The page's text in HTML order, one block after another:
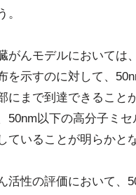
。
がんモデルにおいては
を示すのに対して、
にまで到達できること
50nm以下の高分子ミ
ていることが明らかと
活性の評価において、